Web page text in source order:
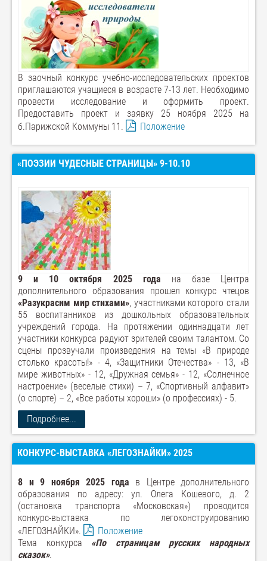
В заочный конкурс учебно-исследовательских проектов
приглашаются учащиеся в возрасте 7-13 лет. Необходимо
провести исследование и оформить проект.
Предоставить проект и заявку 25 ноября 2025 на
б.Парижской Коммуны 11.
Положение
«ПОЭЗИИ ЧУДЕСНЫЕ СТРАНИЦЫ» 9-10.10
9 и 10 октября 2025 года на базе Центра
дополнительного образования прошел конкурс чтецов
«Разукрасим мир стихами», участниками которого стали
55 воспитанников из дошкольных образовательных
учреждений города. На протяжении одиннадцати лет
участники конкурса радуют зрителей своим талантом. Со
сцены прозвучали произведения на темы «В природе
столько красоты!» - 4, «Защитники Отечества» - 13, «В
мире животных» - 12, «Дружная семья» - 12, «Солнечное
настроение» (веселые стихи) – 7, «Спортивный алфавит»
(о спорте) – 2, «Все работы хороши» (о профессиях) - 5.
Подробнее...
КОНКУРС-ВЫСТАВКА «ЛЕГОЗНАЙКИ» 2025
8 и 9 ноября 2025 года в Центре дополнительного
образования по адресу: ул. Олега Кошевого, д. 2
(остановка транспорта «Московская») проводится
конкурс-выставка по легоконструированию
«ЛЕГОЗНАЙКИ».
Положение
Тема конкурса «По страницам русских народных
сказок».